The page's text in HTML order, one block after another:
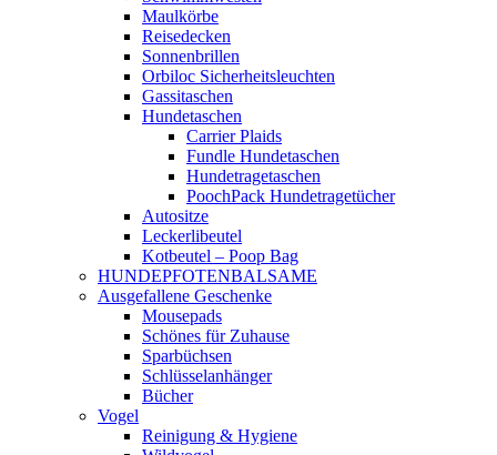
Maulkörbe
Reisedecken
Sonnenbrillen
Orbiloc Sicherheitsleuchten
Gassitaschen
Hundetaschen
Carrier Plaids
Fundle Hundetaschen
Hundetragetaschen
PoochPack Hundetragetücher
Autositze
Leckerlibeutel
Kotbeutel – Poop Bag
HUNDEPFOTENBALSAME
Ausgefallene Geschenke
Mousepads
Schönes für Zuhause
Sparbüchsen
Schlüsselanhänger
Bücher
Vogel
Reinigung & Hygiene